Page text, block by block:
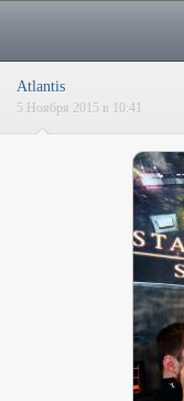
Atlantis
5 Ноября 2015 в 10:41